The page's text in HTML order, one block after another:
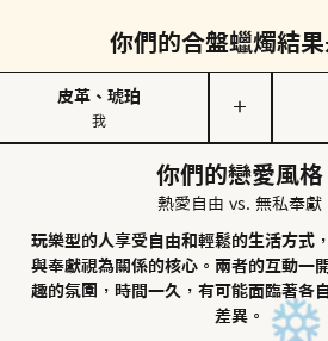
你們的合盤蠟燭結
皮革、琥珀
我
＋
你們的戀愛風格
熱愛自由 vs. 無私奉獻
玩樂型的人享受自由和輕鬆的生活方式
與奉獻視為關係的核心。兩者的互動一
趣的氛圍，時間一久，有可能面臨著各
差異。